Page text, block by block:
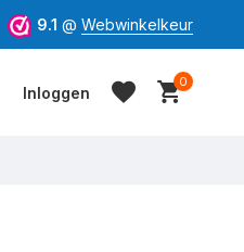
9.1 @ Webwinkelkeur
Inloggen
0